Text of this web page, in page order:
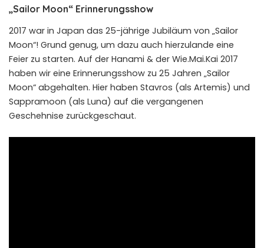
„Sailor Moon“ Erinnerungsshow
2017 war in Japan das 25-jährige Jubiläum von „Sailor
Moon“! Grund genug, um dazu auch hierzulande eine
Feier zu starten. Auf der Hanami & der Wie.Mai.Kai 2017
haben wir eine Erinnerungsshow zu 25 Jahren „Sailor
Moon“ abgehalten. Hier haben Stavros (als Artemis) und
Sappramoon (als Luna) auf die vergangenen
Geschehnise zurückgeschaut.